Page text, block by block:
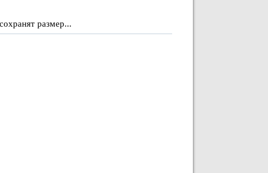
размер...